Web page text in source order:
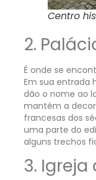
Centro
2.
É onde se
Em sua entrada
dão o nome ao
mantém a
francesas dos
uma parte do
alguns trechos
3. Igreja